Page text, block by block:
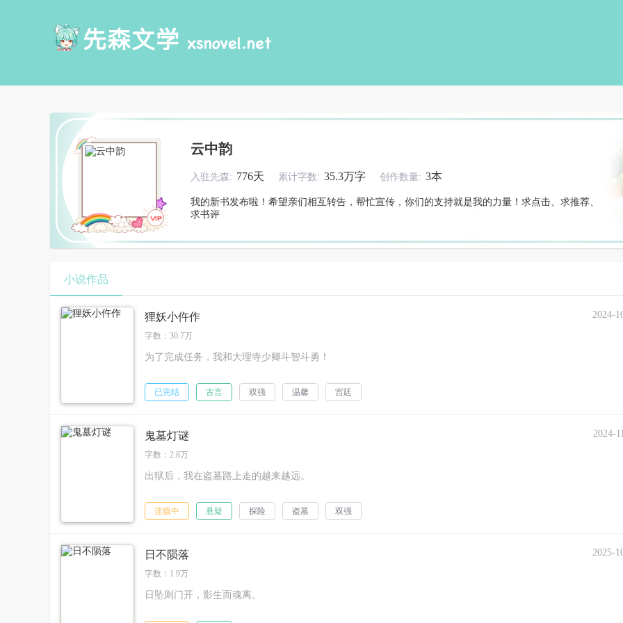
云中韵
入驻先森: 776天 累计字数: 35.3万字 创作数量: 3本
我的新书发布啦！希望亲们相互转告，帮忙宣传，你们的支持就是我的力量！求点击、求推荐、
求书评
小说作品
狸妖小仵作 2024-
字数：30.7万
为了完成任务，我和大理寺少卿斗智斗勇！
已完结 古言 双强 温馨 宫廷
鬼墓灯谜 2024-
字数：2.8万
出狱后，我在盗墓路上走的越来越远。
连载中 悬疑 探险 盗墓 双强
日不陨落 2025-
字数：1.9万
日坠则门开，影生而魂离。